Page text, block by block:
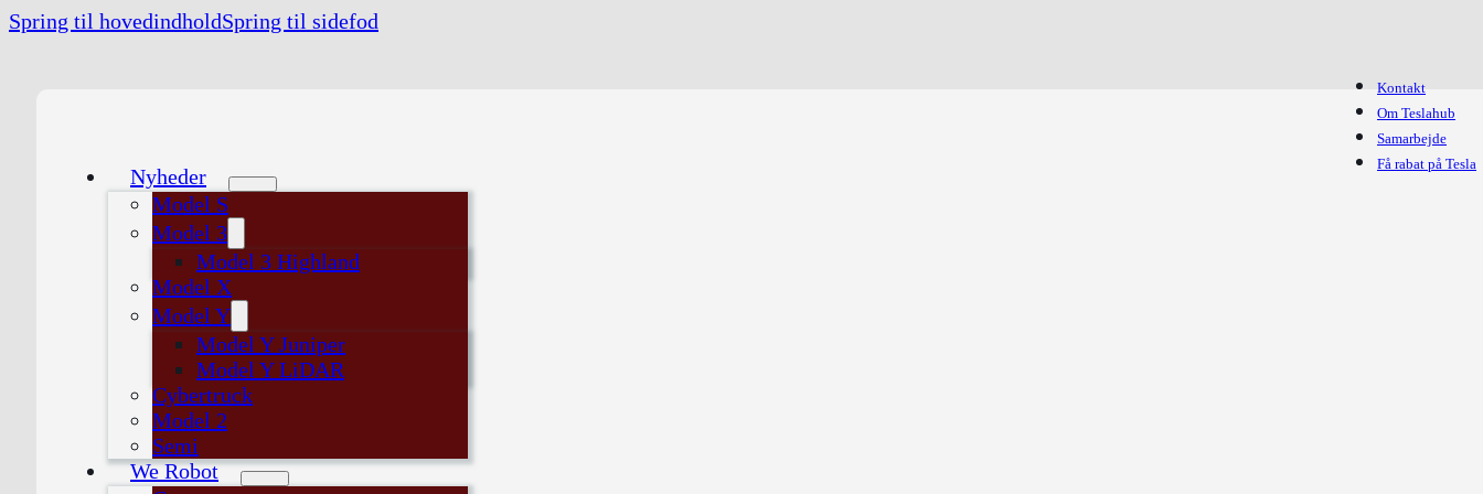
Spring til hovedindholdSpring til sidefod
Kontakt
Om Teslahub
Samarbejde
Få rabat på Tesla
Nyheder
Model S
Model 3
Model 3 Highland
Model X
Model Y
Model Y Juniper
Model Y LiDAR
Cybertruck
Model 2
Semi
We Robot